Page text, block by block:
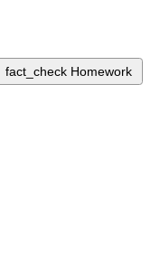
fact_check Homework